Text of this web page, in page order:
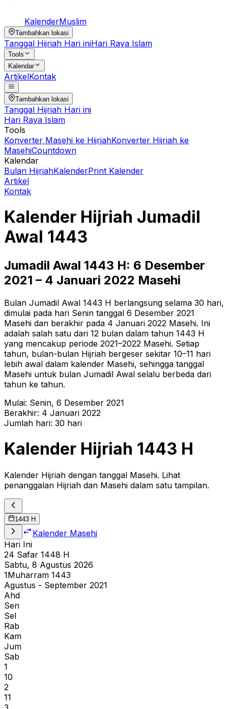
KalenderMuslim
Tambahkan lokasi
Tanggal Hijriah Hari iniHari Raya Islam
Tools
Kalendar
ArtikelKontak
Tambahkan lokasi
Tanggal Hijriah Hari ini
Hari Raya Islam
Tools
Konverter Masehi ke HijriahKonverter Hijriah ke
MasehiCountdown
Kalendar
Bulan HijriahKalenderPrint Kalender
Artikel
Kontak
Kalender Hijriah Jumadil
Awal 1443
Jumadil Awal 1443 H: 6 Desember
2021 – 4 Januari 2022 Masehi
Bulan Jumadil Awal 1443 H berlangsung selama 30 hari,
dimulai pada hari Senin tanggal 6 Desember 2021
Masehi dan berakhir pada 4 Januari 2022 Masehi. Ini
adalah salah satu dari 12 bulan dalam tahun 1443 H
yang mencakup periode 2021–2022 Masehi. Setiap
tahun, bulan-bulan Hijriah bergeser sekitar 10–11 hari
lebih awal dalam kalender Masehi, sehingga tanggal
Masehi untuk bulan Jumadil Awal selalu berbeda dari
tahun ke tahun.
Mulai: Senin, 6 Desember 2021
Berakhir: 4 Januari 2022
Jumlah hari: 30 hari
Kalender Hijriah 1443 H
Kalender Hijriah dengan tanggal Masehi. Lihat
penanggalan Hijriah dan Masehi dalam satu tampilan.
1443 H
Kalender Masehi
Hari Ini
24 Safar 1448 H
Sabtu, 8 Agustus 2026
1Muharram 1443
Agustus - September 2021
Ahd
Sen
Sel
Rab
Kam
Jum
Sab
1
10
2
11